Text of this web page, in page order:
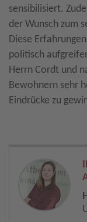
sensibilisiert.
der Wunsch zum
Diese
politisch
Herrn Cordt und
Bewohnern sehr
Eindrücke zu